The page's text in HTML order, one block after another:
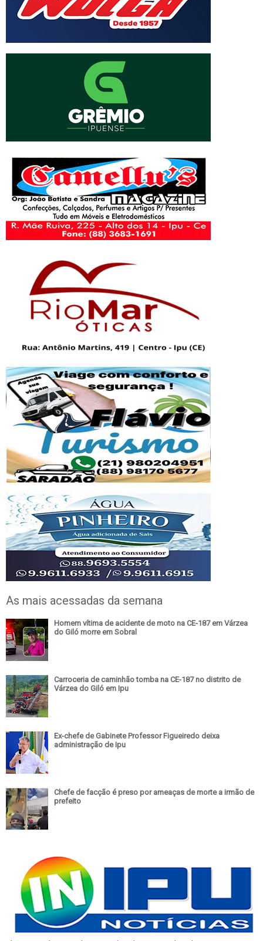
As mais acessadas da semana
Homem vítima de acidente de moto na CE-187 em Várzea
do Giló morre em Sobral
Carroceria de caminhão tomba na CE-187 no distrito de
Várzea do Giló em Ipu
Ex-chefe de Gabinete Professor Figueiredo deixa
administração de Ipu
Chefe de facção é preso por ameaças de morte a irmão de
prefeito